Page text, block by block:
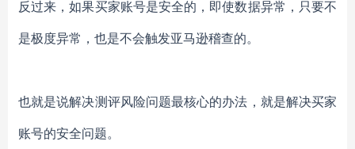
反过来，如果买家账号是安全的，即使数据异常，只要不
是极度异常，也是不会触发亚马逊稽查的。
也就是说解决测评风险问题最核心的办法，就是解决买家
账号的安全问题。